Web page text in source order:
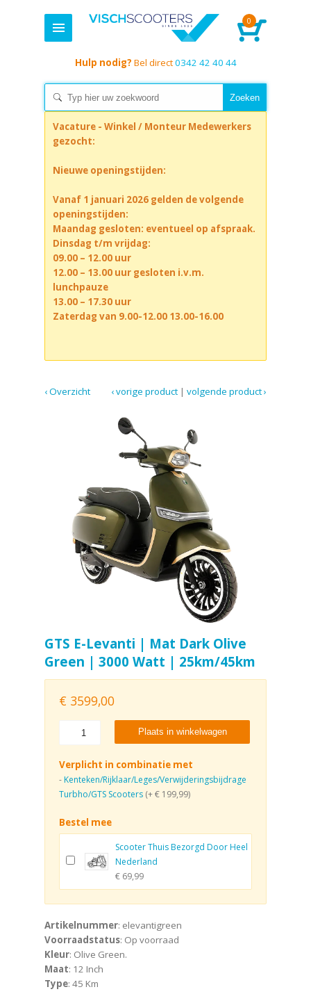
0
Hulp nodig? Bel direct0342 42 40 44
Vacature - Winkel / Monteur Medewerkers
gezocht:
Nieuwe openingstijden:
Vanaf 1 januari 2026 gelden de volgende
openingstijden:
Maandag gesloten: eventueel op afspraak.
Dinsdag t/m vrijdag:
09.00 – 12.00 uur
12.00 – 13.00 uur gesloten i.v.m.
lunchpauze
13.00 – 17.30 uur
Zaterdag van 9.00-12.00 13.00-16.00
‹ Overzicht volgende product ›
|
‹ vorige product
GTS E-Levanti | Mat Dark Olive
Green | 3000 Watt | 25km/45km
€ 3599,00
Plaats in winkelwagen
Verplicht in combinatie met
-Kenteken/Rijklaar/Leges/Verwijderingsbijdrage
Turbho/GTS Scooters (+ € 199,99)
Bestel mee
Scooter Thuis Bezorgd Door Heel
Nederland
€ 69,99
Artikelnummer: elevantigreen
Voorraadstatus: Op voorraad
Kleur: Olive Green.
Maat: 12 Inch
Type: 45 Km